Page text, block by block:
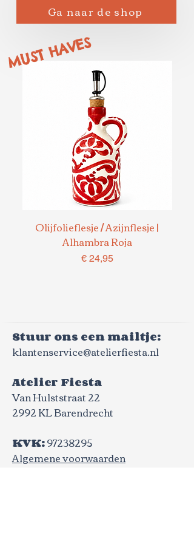
Ga naar de shop
Olijfolieflesje / Azijnflesje |
Alhambra Roja
Prijs
€ 24,95
MUST HAVES
Stuur ons een mailtje:
klantenservice@atelierfiesta.nl
Atelier Fiesta
Van Hulststraat 22
2992 KL Barendrecht
KVK:97238295
Algemene voorwaarden​